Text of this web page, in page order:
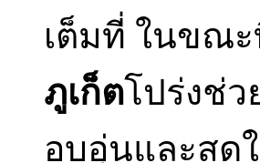
เต็มที่ ในขณ
ภูเก็ตโปร่งช่ว
อบอุ่นและสด